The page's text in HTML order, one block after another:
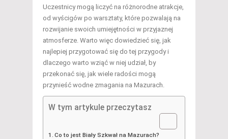
Uczestnicy mogą liczyć na różnorodne atrakcje,
od wyścigów po warsztaty, które pozwalają na
rozwijanie swoich umiejętności w przyjaznej
atmosferze. Warto więc dowiedzieć się, jak
najlepiej przygotować się do tej przygody i
dlaczego warto wziąć w niej udział, by
przekonać się, jak wiele radości mogą
przynieść wodne zmagania na Mazurach.
W tym artykule przeczytasz
Co to jest Biały Szkwał na Mazurach?